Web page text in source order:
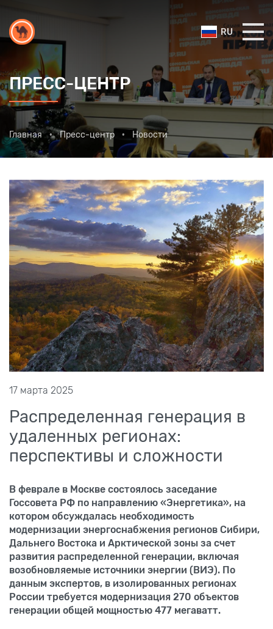
RU
ПРЕСС-ЦЕНТР
Главная Пресс-центр Новости
17 марта 2025
Распределенная генерация в
удаленных регионах:
перспективы и сложности
В феврале в Москве состоялось заседание
Госсовета РФ по направлению «Энергетика», на
котором обсуждалась необходимость
модернизации энергоснабжения регионов Сибири,
Дальнего Востока и Арктической зоны за счет
развития распределенной генерации, включая
возобновляемые источники энергии (ВИЭ). По
данным экспертов, в изолированных регионах
России требуется модернизация 270 объектов
генерации общей мощностью 477 мегаватт.